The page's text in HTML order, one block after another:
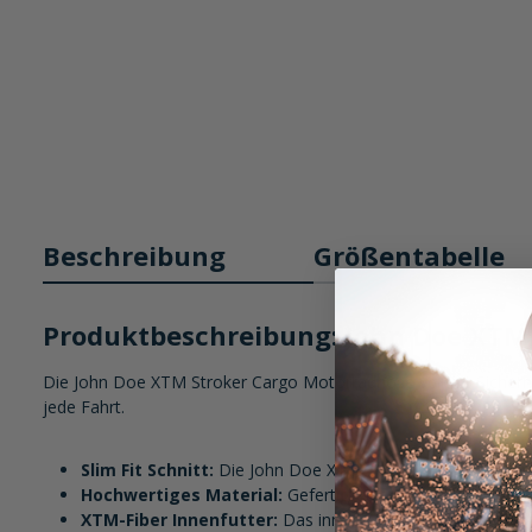
Beschreibung Größentabelle
Produktbeschreibung: John Doe
Die John Doe XTM Stroker Cargo Motorradhose vereint
jede Fahrt.
Slim Fit Schnitt: Die John Doe XTM Stroker Cargo
Hochwertiges Material: Gefertigt aus strapazierfähiger
XTM-Fiber Innenfutter: Das innovative Innenfutter aus